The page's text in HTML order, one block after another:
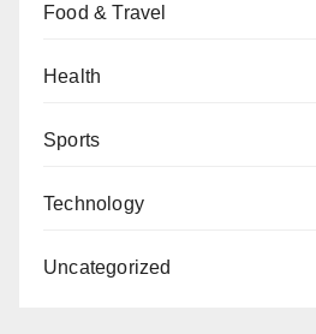
Food & Travel
Health
Sports
Technology
Uncategorized